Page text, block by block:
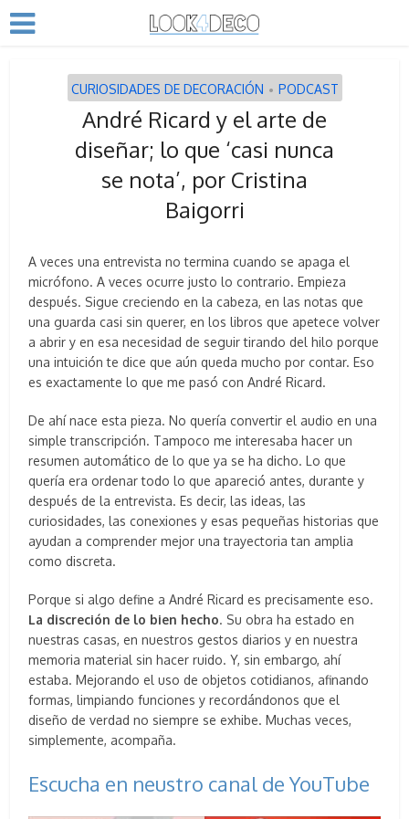
CURIOSIDADES DE DECORACIÓN • PODCAST
André Ricard y el arte de
diseñar; lo que ‘casi nunca
se nota’, por Cristina
Baigorri
A veces una entrevista no termina cuando se apaga el
micrófono. A veces ocurre justo lo contrario. Empieza
después. Sigue creciendo en la cabeza, en las notas que
una guarda casi sin querer, en los libros que apetece volver
a abrir y en esa necesidad de seguir tirando del hilo porque
una intuición te dice que aún queda mucho por contar. Eso
es exactamente lo que me pasó con André Ricard.
De ahí nace esta pieza. No quería convertir el audio en una
simple transcripción. Tampoco me interesaba hacer un
resumen automático de lo que ya se ha dicho. Lo que
quería era ordenar todo lo que apareció antes, durante y
después de la entrevista. Es decir, las ideas, las
curiosidades, las conexiones y esas pequeñas historias que
ayudan a comprender mejor una trayectoria tan amplia
como discreta.
Porque si algo define a André Ricard es precisamente eso.
La discreción de lo bien hecho. Su obra ha estado en
nuestras casas, en nuestros gestos diarios y en nuestra
memoria material sin hacer ruido. Y, sin embargo, ahí
estaba. Mejorando el uso de objetos cotidianos, afinando
formas, limpiando funciones y recordándonos que el
diseño de verdad no siempre se exhibe. Muchas veces,
simplemente, acompaña.
Escucha en neustro canal de YouTube